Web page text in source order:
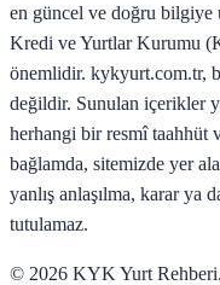
en güncel ve doğru
Kredi ve Yurtlar Kurumu
önemlidir. kykyurt.com.tr,
değildir. Sunulan içerikler
herhangi bir resmî taahhüt
bağlamda, sitemizde yer
yanlış anlaşılma, karar ya
tutulamaz.
© 2026 KYK Yurt Rehberi.